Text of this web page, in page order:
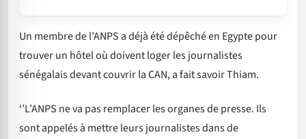
Un membre de l’ANPS a déjà été dépêché en Egypte pour
trouver un hôtel où doivent loger les journalistes
sénégalais devant couvrir la CAN, a fait savoir Thiam.
‘’L’ANPS ne va pas remplacer les organes de presse. Ils
sont appelés à mettre leurs journalistes dans de